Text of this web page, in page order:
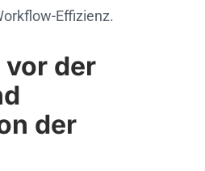
Effizienz.
der
der